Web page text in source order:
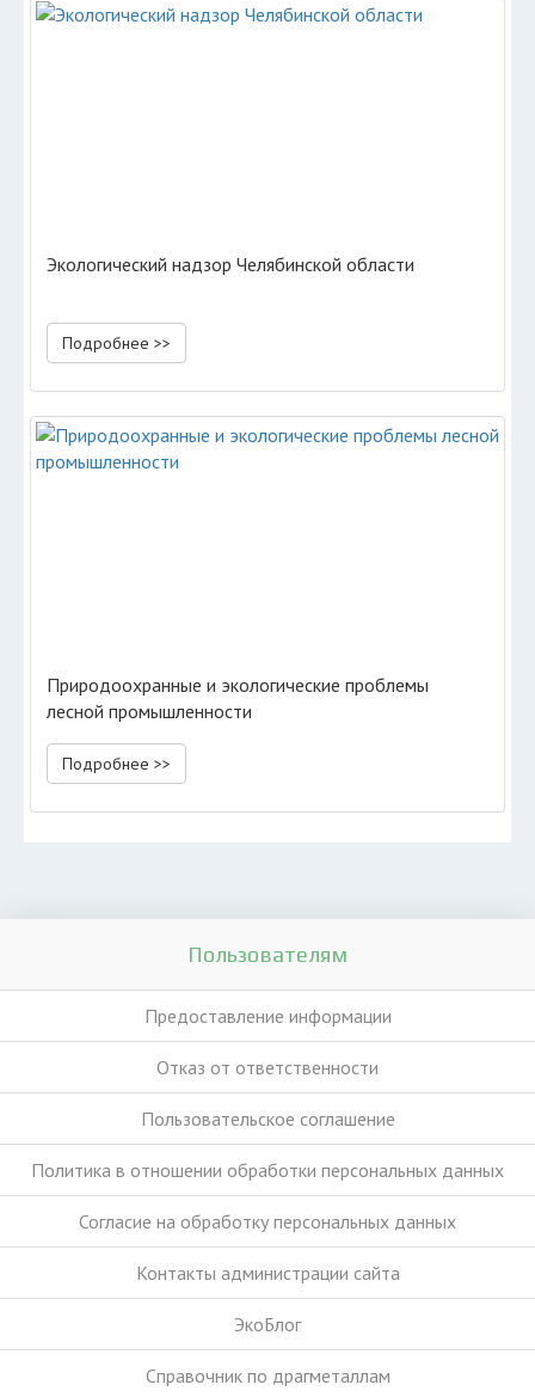
Экологический надзор Челябинской области
Подробнее >>
Природоохранные и экологические проблемы
лесной промышленности
Подробнее >>
Пользователям
Предоставление информации
Отказ от ответственности
Пользовательское соглашение
Политика в отношении обработки персональных данных
Согласие на обработку персональных данных
Контакты администрации сайта
ЭкоБлог
Справочник по драгметаллам